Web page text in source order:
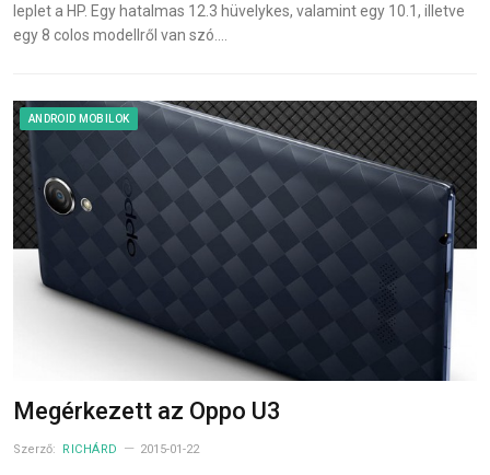
leplet a HP. Egy hatalmas 12.3 hüvelykes, valamint egy 10.1, illetve
egy 8 colos modellről van szó.…
ANDROID MOBILOK
Megérkezett az Oppo U3
Szerző: RICHÁRD 2015-01-22